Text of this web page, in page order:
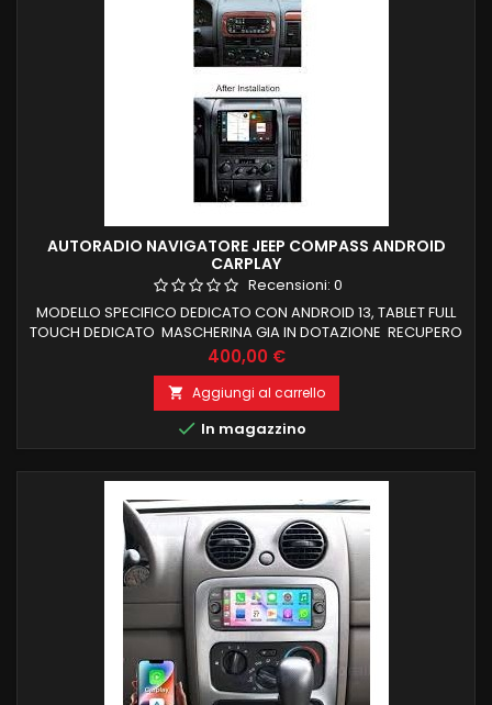
AUTORADIO NAVIGATORE JEEP COMPASS ANDROID
CARPLAY
Recensioni: 0
MODELLO SPECIFICO DEDICATO CON ANDROID 13, TABLET FULL
TOUCH DEDICATO MASCHERINA GIA IN DOTAZIONE RECUPERO
COMANDI AL VOLANTE E FUNZIONI DI BORDO CARPLAY E
ANDROID AUTO WIRELESS INTEGRATI NAVIGATORE OFFLINE E
ONLINE BLUETOOTH X CHIAMATE IN VIVAVOCE RADIO RDS E
CONNESSIONE WIFI PER NAVIGAZIONE INTERNET PROCESSORE
OCTACORE SCHERMO HD NESSUNA MODIFICA X...
Prezzo
400,00 €
 Aggiungi al carrello
 In magazzino